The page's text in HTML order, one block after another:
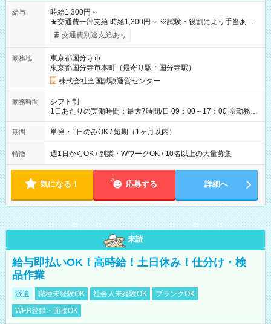
給与
時給1,300円～
★交通費一部支給 時給1,300円～ ※試験・役割により手当あり
※勤務回数により昇給あり 【即給（前払い）オプションあ
り！】 希望される場合、勤務から1週間ほどで給与の一部を受け
例】 ・河合塾模擬試験 8:30～17:30（休憩1時間） 時給1,300円
×8時間＝日収10,400円＋交通費 ※当日の役割により時給＋100
円の場合あり ・国家試験 7:00～13:30（休憩なし） 時給1,300
円（役割手当＋100円）×6時間＝日収8,400円＋交通費 【試用期
間】試用期間なし
交通費別途支給あり
勤務地
東京都国分寺市
東京都国分寺市本町（最寄り駅：国分寺駅）
株式会社全国試験運営センター
勤務時間
シフト制
1日あたりの実働時間：最大7時間/日 09：00～17：00 ※勤務時
間は 試験により異なります。
期間 単発・1日のみOK / 短期（1ヶ月以内）
特徴 週1日からOK / 副業・WワークOK / 10名以上の大量募集
気になる！ 応募する 詳細へ
未読
給与即払いOK！高時給！土日休み！仕分け・検
品作業
派遣 職種未経験OK 社会人未経験OK
ブランクOK
WEB登録・面接OK